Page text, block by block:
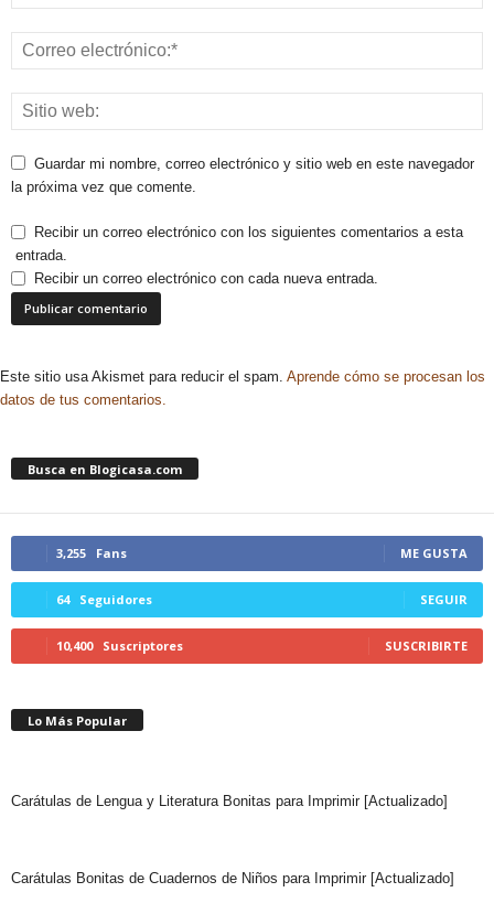
Guardar mi nombre, correo electrónico y sitio web en este navegador
la próxima vez que comente.
Recibir un correo electrónico con los siguientes comentarios a esta
entrada.
Recibir un correo electrónico con cada nueva entrada.
Este sitio usa Akismet para reducir el spam. Aprende cómo se procesan los
datos de tus comentarios.
Busca en Blogicasa.com
3,255 Fans ME GUSTA
64 Seguidores SEGUIR
10,400 Suscriptores SUSCRIBIRTE
Lo Más Popular
Carátulas de Lengua y Literatura Bonitas para Imprimir [Actualizado]
Carátulas Bonitas de Cuadernos de Niños para Imprimir [Actualizado]